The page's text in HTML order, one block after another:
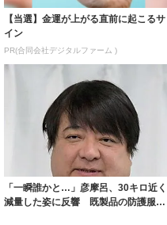
【当選】金運が上がる直前に起こるサ
イン
PR(合同会社デジタルファーム )
「一瞬誰かと…」彦摩呂、30キロ近く
減量した姿に反響 既製品の防護服が